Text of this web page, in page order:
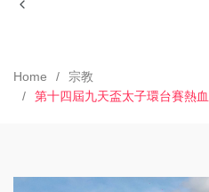
Home
宗教
第十四屆九天盃太子環台賽熱